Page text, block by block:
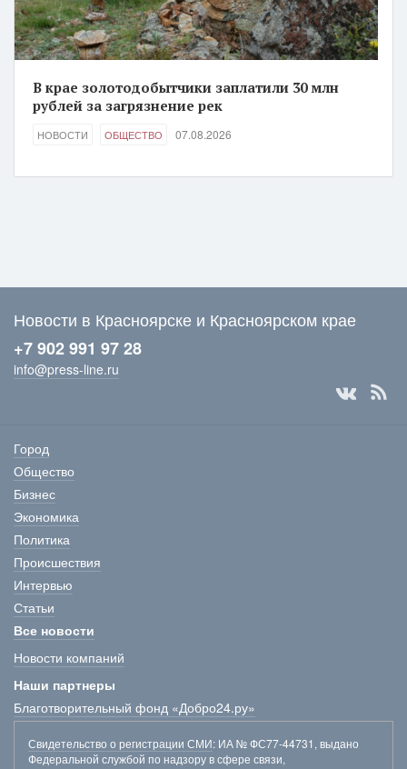
В крае золотодобытчики заплатили 30 млн
рублей за загрязнение рек
НОВОСТИ ОБЩЕСТВО 07.08.2026
Новости в Красноярске и Красноярском крае
+7 902 991 97 28
info@press-line.ru
Город
Общество
Бизнес
Экономика
Политика
Происшествия
Интервью
Статьи
Все новости
Новости компаний
Наши партнеры
Благотворительный фонд «Добро24.ру»
Свидетельство о регистрации СМИ: ИА № ФС77-44731, выдано
Федеральной службой по надзору в сфере связи,